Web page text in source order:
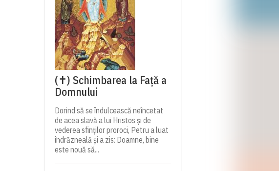
(✝) Schimbarea la Față a
Domnului
Dorind să se îndulcească neîncetat
de acea slavă a lui Hristos și de
vederea sfinților proroci, Petru a luat
îndrăzneală și a zis: Doamne, bine
este nouă să...